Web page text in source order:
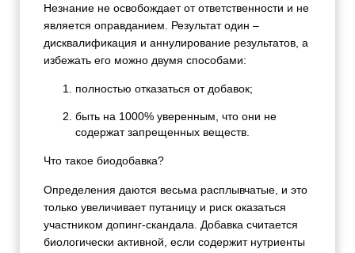
Незнание не освобождает от ответственности и не
является оправданием. Результат один –
дисквалификация и аннулирование результатов, а
избежать его можно двумя способами:
полностью отказаться от добавок;
быть на 1000% уверенным, что они не
содержат запрещенных веществ.
Что такое биодобавка?
Определения даются весьма расплывчатые, и это
только увеличивает путаницу и риск оказаться
участником допинг-скандала. Добавка считается
биологически активной, если содержит нутриенты